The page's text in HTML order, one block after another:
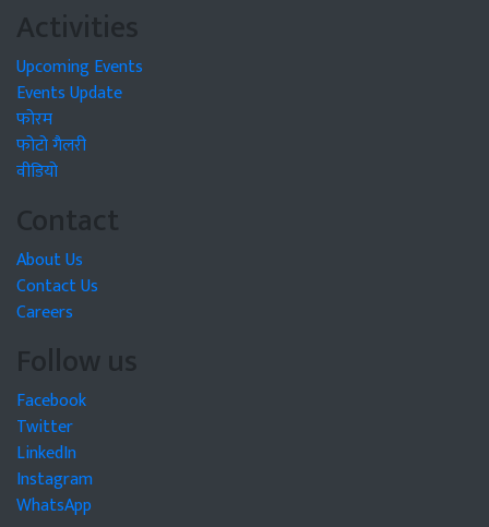
Activities
Upcoming Events
Events Update
फोरम
फोटो गैलरी
वीडियो
Contact
About Us
Contact Us
Careers
Follow us
Facebook
Twitter
LinkedIn
Instagram
WhatsApp